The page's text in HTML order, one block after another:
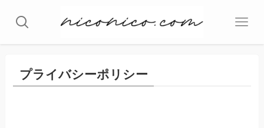
プライバシーポリシー